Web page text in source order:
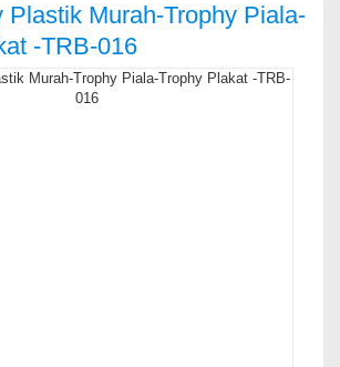
Plastik Murah-Trophy Piala-
-TRB-016